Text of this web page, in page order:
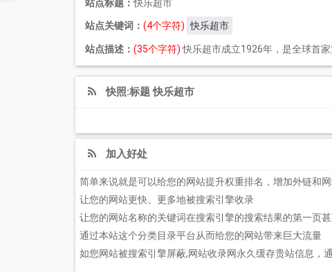
站点标题：快乐超市
站点关键词： (4个字符) 快乐超市
站点描述： (35个字符)快乐超市成立1926年，是全球首
快照:标题 快乐超市
加入好处
简单来说就是可以给您的网站提升权重排名，增加外链和
让您的网站更快、更多地被搜索引擎收录
让您的网站名称的关键词在搜索引擎的搜索结果的第一页
通过本站这个分类目录平台从而给您的网站带来巨大流量
如您网站被搜索引擎屏蔽,网站收录网永久缓存贵站信息，